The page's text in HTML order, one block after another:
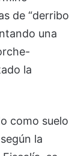
de “derribo
una
la
como suelo
la